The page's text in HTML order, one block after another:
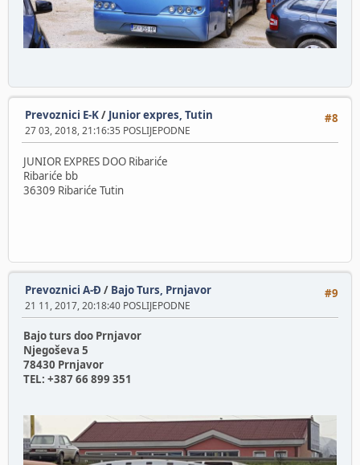
#8
Prevoznici E-K/ Junior expres, Tutin
27 03, 2018, 21:16:35 POSLIJEPODNE
JUNIOR EXPRES DOO Ribariće
Ribariće bb
36309 Ribariće Tutin
#9
Prevoznici A-Đ / Bajo Turs, Prnjavor
21 11, 2017, 20:18:40 POSLIJEPODNE
Bajo turs doo Prnjavor
Njegoševa 5
78430 Prnjavor
TEL: +387 66 899 351